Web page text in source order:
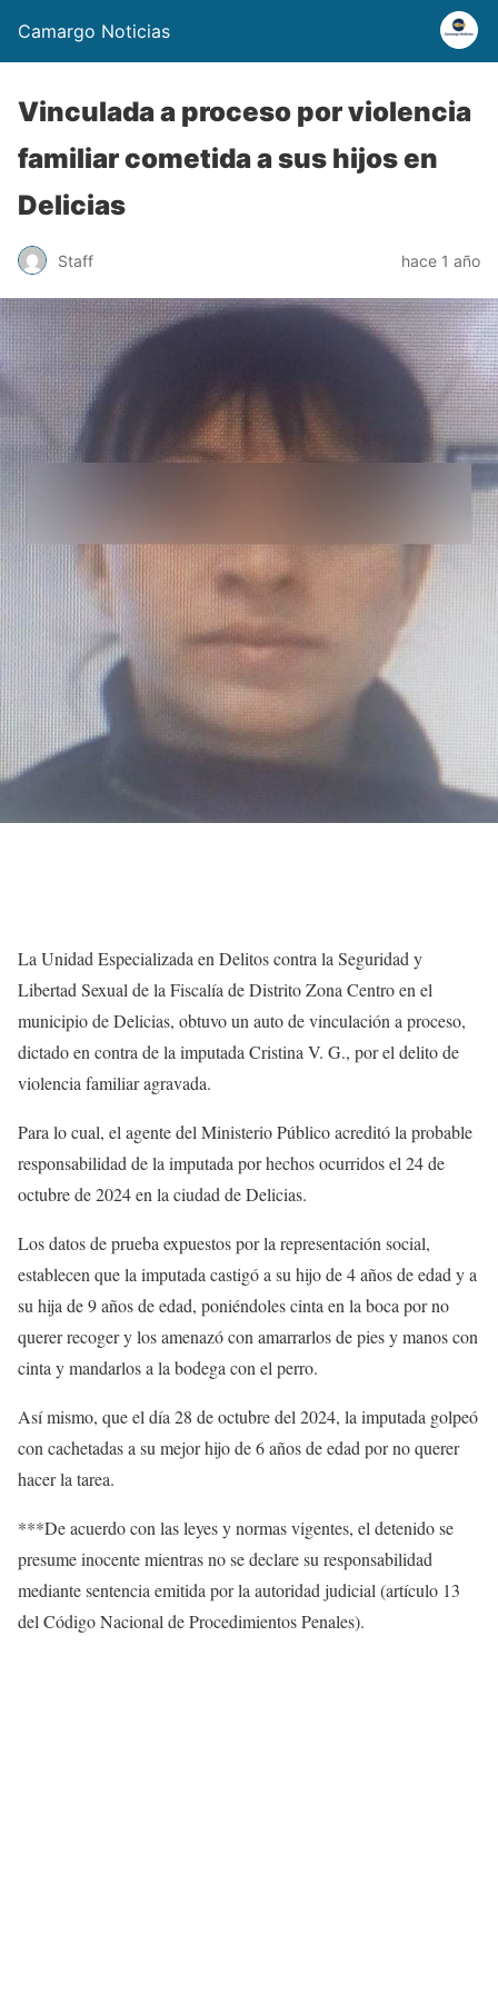
Camargo Noticias
Vinculada a proceso por violencia
familiar cometida a sus hijos en
Delicias
Staff hace 1 año
La Unidad Especializada en Delitos contra la Seguridad y
Libertad Sexual de la Fiscalía de Distrito Zona Centro en el
municipio de Delicias, obtuvo un auto de vinculación a proceso,
dictado en contra de la imputada Cristina V. G., por el delito de
violencia familiar agravada.
Para lo cual, el agente del Ministerio Público acreditó la probable
responsabilidad de la imputada por hechos ocurridos el 24 de
octubre de 2024 en la ciudad de Delicias.
Los datos de prueba expuestos por la representación social,
establecen que la imputada castigó a su hijo de 4 años de edad y a
su hija de 9 años de edad, poniéndoles cinta en la boca por no
querer recoger y los amenazó con amarrarlos de pies y manos con
cinta y mandarlos a la bodega con el perro.
Así mismo, que el día 28 de octubre del 2024, la imputada golpeó
con cachetadas a su mejor hijo de 6 años de edad por no querer
hacer la tarea.
***De acuerdo con las leyes y normas vigentes, el detenido se
presume inocente mientras no se declare su responsabilidad
mediante sentencia emitida por la autoridad judicial (artículo 13
del Código Nacional de Procedimientos Penales).